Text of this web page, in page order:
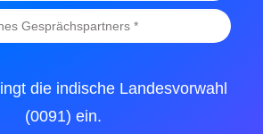
die indische Landesvorwahl
(0091) ein.